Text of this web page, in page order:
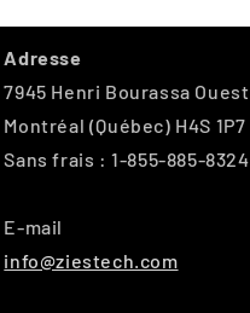
Adresse
7945 Henri Bourassa Ouest
Montréal (Québec) H4S 1P7
Sans frais : 1-855-885-8324
E-mail
info@ziestech.com